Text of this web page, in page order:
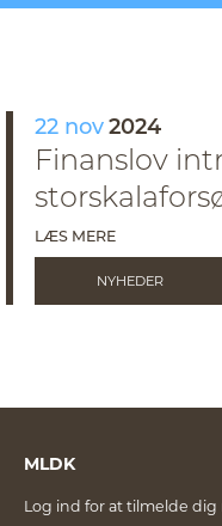
22 nov2024
Finanslov
LÆS MERE
NYHEDER
MLDK
Log ind for at tilmelde